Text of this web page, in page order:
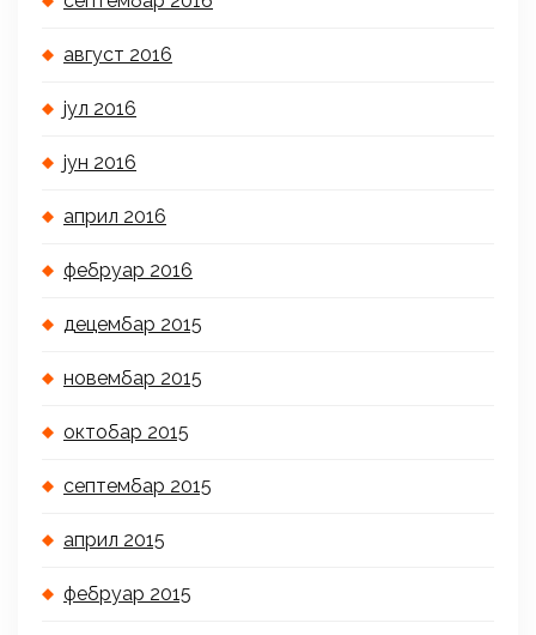
август 2016
јул 2016
јун 2016
април 2016
фебруар 2016
децембар 2015
новембар 2015
октобар 2015
септембар 2015
април 2015
фебруар 2015